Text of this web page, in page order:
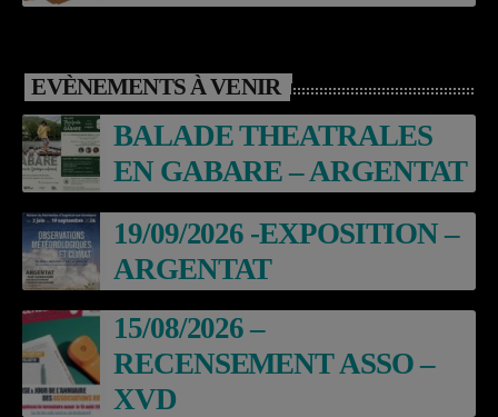
EVÈNEMENTS À VENIR
BALADE THEATRALES
EN GABARE – ARGENTAT
19/09/2026 -EXPOSITION –
ARGENTAT
15/08/2026 –
RECENSEMENT ASSO –
XVD